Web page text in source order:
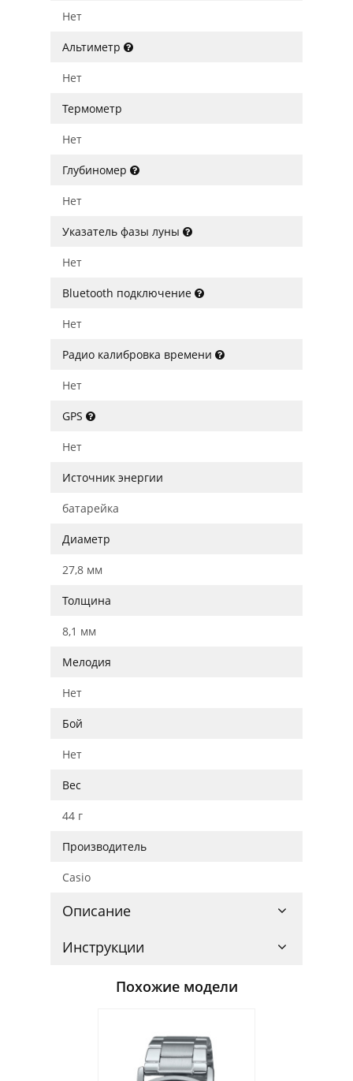
Нет
Альтиметр
Нет
Термометр
Нет
Глубиномер
Нет
Указатель фазы луны
Нет
Bluetooth подключение
Нет
Радио калибровка времени
Нет
GPS
Нет
Источник энергии
батарейка
Диаметр
27,8 мм
Толщина
8,1 мм
Мелодия
Нет
Бой
Нет
Вес
44 г
Производитель
Casio
Описание
Инструкции
Похожие модели